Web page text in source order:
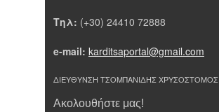
Τηλ: (+30) 24410 72888
e-mail: karditsaportal@gmail.com
ΔΙΕΥΘΥΝΣΗ ΤΣΟΜΠΑΝΙΔΗΣ ΧΡΥΣΟΣΤΟΜΟΣ
Ακολουθήστε μας!